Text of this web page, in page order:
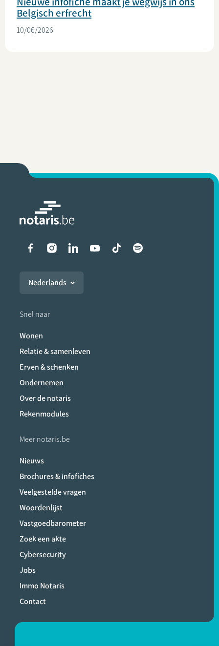
Belgisch erfrecht
10/06/2026
Liens vers les réseaux
Nederlands
Snel naar
Wonen
Relatie & samenleven
Erven & schenken
Ondernemen
Over de notaris
Rekenmodules
Meer notaris.be
Nieuws
Brochures & infofiches
Veelgestelde vragen
Woordenlijst
Vastgoedbarometer
Zoek een akte
Cybersecurity
Jobs
Immo Notaris
Contact